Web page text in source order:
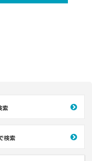
索
検索